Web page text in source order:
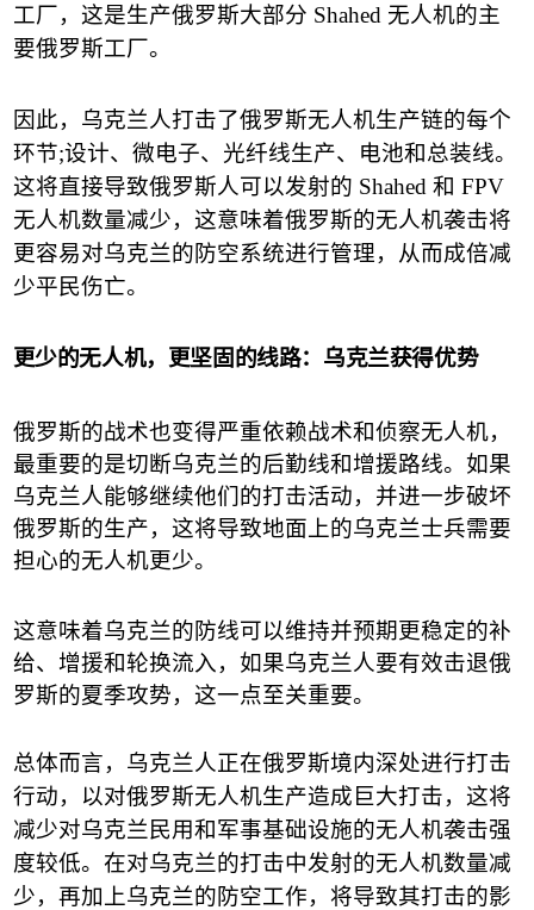
工厂，这是生产俄罗斯大部分 Shahed 无人机的主
要俄罗斯工厂。
因此，乌克兰人打击了俄罗斯无人机生产链的每个
环节;设计、微电子、光纤线生产、电池和总装线。
这将直接导致俄罗斯人可以发射的 Shahed 和 FPV
无人机数量减少，这意味着俄罗斯的无人机袭击将
更容易对乌克兰的防空系统进行管理，从而成倍减
少平民伤亡。
更少的无人机，更坚固的线路：乌克兰获得优势
俄罗斯的战术也变得严重依赖战术和侦察无人机，
最重要的是切断乌克兰的后勤线和增援路线。如果
乌克兰人能够继续他们的打击活动，并进一步破坏
俄罗斯的生产，这将导致地面上的乌克兰士兵需要
担心的无人机更少。
这意味着乌克兰的防线可以维持并预期更稳定的补
给、增援和轮换流入，如果乌克兰人要有效击退俄
罗斯的夏季攻势，这一点至关重要。
总体而言，乌克兰人正在俄罗斯境内深处进行打击
行动，以对俄罗斯无人机生产造成巨大打击，这将
减少对乌克兰民用和军事基础设施的无人机袭击强
度较低。在对乌克兰的打击中发射的无人机数量减
少，再加上乌克兰的防空工作，将导致其打击的影